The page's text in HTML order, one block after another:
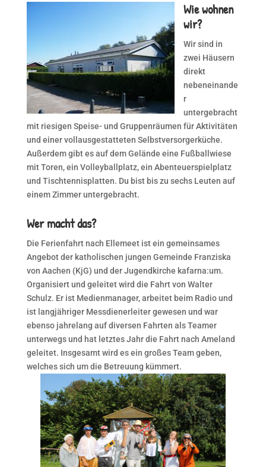
Wie wohnen
wir?
Wir sind in
zwei Häusern
direkt
nebeneinande
r
untergebracht
mit riesigen Speise- und Gruppenräumen für Aktivitäten
und einer vollausgestatteten Selbstversorgerküche.
Außerdem gibt es auf dem Gelände eine Fußballwiese
mit Toren, ein Volleyballplatz, ein Abenteuerspielplatz
und Tischtennisplatten. Du bist bis zu sechs Leuten auf
einem Zimmer untergebracht.
Wer macht das?
Die Ferienfahrt nach Ellemeet ist ein gemeinsames
Angebot der katholischen jungen Gemeinde Franziska
von Aachen (KjG) und der Jugendkirche kafarna:um.
Organisiert und geleitet wird die Fahrt von Walter
Schulz. Er ist Medienmanager, arbeitet beim Radio und
ist langjähriger Messdienerleiter gewesen und war
ebenso jahrelang auf diversen Fahrten als Teamer
unterwegs und hat letztes Jahr die Fahrt nach Ameland
geleitet. Insgesamt wird es ein großes Team geben,
welches sich um die Betreuung kümmert.